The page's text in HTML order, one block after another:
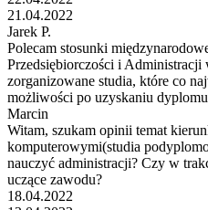
21.04.2022
Jarek P.
Polecam stosunki
Przedsiębiorczości i
zorganizowane studia, które co
możliwości po uzyskaniu
Marcin
Witam, szukam opinii temat
komputerowymi(studia
nauczyć administracji? Czy w
uczące zawodu?
18.04.2022